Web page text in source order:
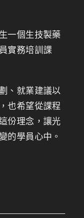
一個生技製藥
實務培訓課
、就業建議以
也希望從課程
份理念，讓光
的學員心中。